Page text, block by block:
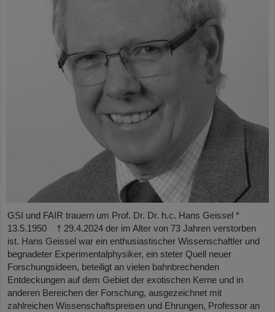
GSI und FAIR trauern um Prof. Dr. Dr. h.c. Hans Geissel *
13.5.1950 † 29.4.2024 der im Alter von 73 Jahren verstorben
ist. Hans Geissel war ein enthusiastischer Wissenschaftler und
begnadeter Experimentalphysiker, ein steter Quell neuer
Forschungsideen, beteiligt an vielen bahnbrechenden
Entdeckungen auf dem Gebiet der exotischen Kerne und in
anderen Bereichen der Forschung, ausgezeichnet mit
zahlreichen Wissenschaftspreisen und Ehrungen, Professor an